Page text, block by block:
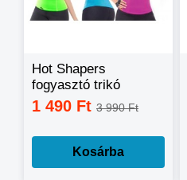
Hot Shapers
fogyasztó trikó
szauna hatással
fogyásra és edzésre
1 490 Ft 3 990 Ft
Kosárba